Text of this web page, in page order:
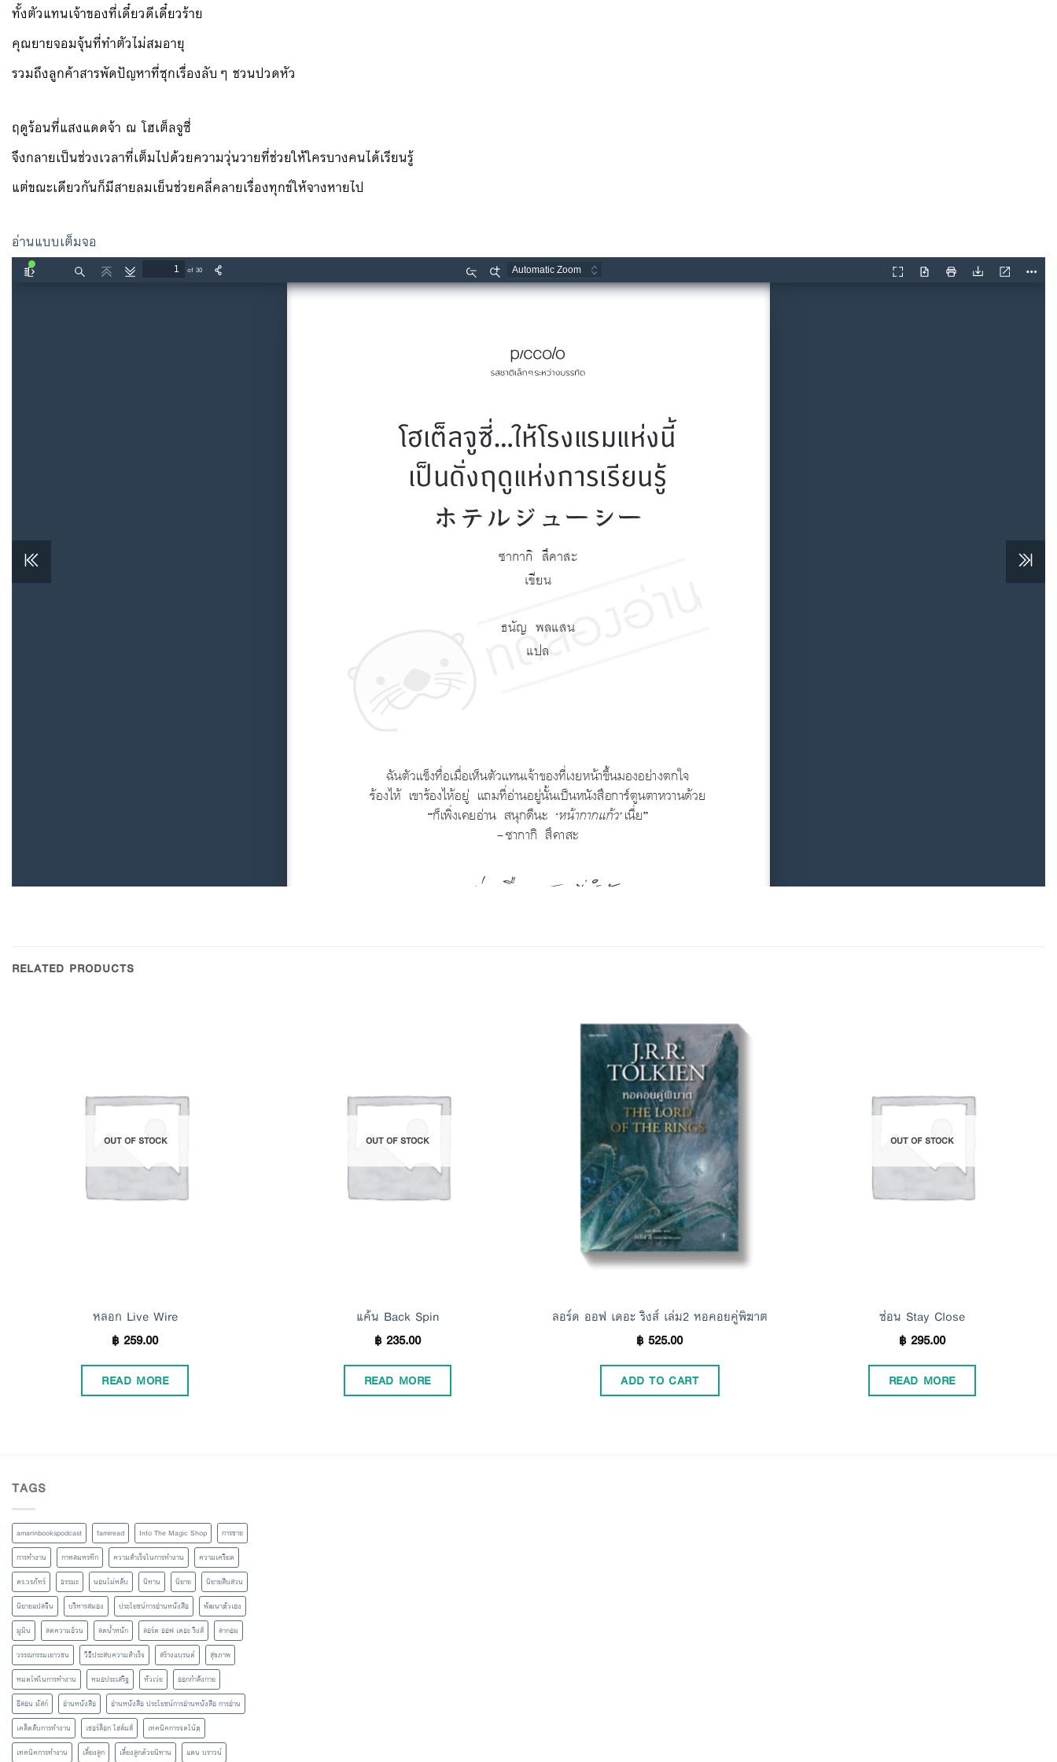
ทั้งตัวแทนเจ้าของที่เดี๋ยวดีเดี๋ยวร้าย
คุณยายจอมจุ้นที่ทำตัวไม่สมอายุ
รวมถึงลูกค้าสารพัดปัญหาที่ซุกเรื่องลับๆ ชวนปวดหัว
ฤดูร้อนที่แสงแดดจ้า ณ โฮเต็ลจูซี่
จึงกลายเป็นช่วงเวลาที่เต็มไปด้วยความวุ่นวายที่ช่วยให้ใครบางคนได้เรียนรู้
แต่ขณะเดียวกันก็มีสายลมเย็นช่วยคลี่คลายเรื่องทุกข์ให้จางหายไป
อ่านแบบเต็มจอ
RELATED PRODUCTS
OUT OF STOCK
หลอก Live Wire
฿259.00
READ MORE
OUT OF STOCK
แค้น Back Spin
฿235.00
READ MORE
Wishlist
ลอร์ด ออฟ เดอะ ริงส์ เล่ม2 หอคอยคู่พิฆาต
฿525.00
ADD TO CART
OUT OF STOCK
ซ่อน Stay Close
฿295.00
READ MORE
TAGS
amarinbookspodcast famiread Into The Magic Shop
การขาย
การทำงาน
กาหลมหรทึก ความสำเร็จในการทำงาน
ความเครียด
ดร.วรภัทร์
ธรรมะ นอนไม่หลับ นิทาน นิยาย
นิยายสืบสวน
นิยายแปลจีน
บริหารสมอง ประโยชน์การอ่านหนังสือ
พัฒนาตัวเอง
มูมิน
ลดความอ้วน ลดน้ำหนัก ลอร์ด ออฟ เดอะ ริงส์
ลากอม
วรรณกรรมเยาวชน
วิธีประสบความสำเร็จ สร้างแบรนด์
สุขภาพ
หมดไฟในการทำงาน
หมอประเสริฐ หัวเว่ย
ออกกำลังกาย
อีลอน มัสก์
อ่านหนังสือ
อ่านหนังสือ ประโยชน์การอ่านหนังสือ การอ่าน
เคล็ดลับการทำงาน
เชอร์ล็อก โฮล์มส์
เทคนิคการจดโน้ต
เทคนิคการทำงาน
เลี้ยงลูก เลี้ยงลูกด้วยนิทาน แดน บราวน์